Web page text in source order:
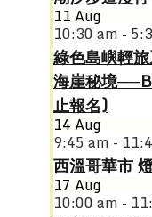
11Aug
10:30 am -
綠色島嶼輕
海崖秘境
止報名)
14Aug
9:45 am -
西溫哥華市
17 Aug
10:00 am -